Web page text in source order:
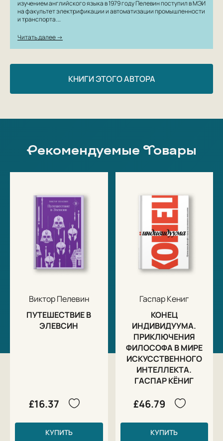
изучением английского языка в 1979 году Пелевин поступил в МЭИ
на факультет электрификации и автоматизации промышленности
и транспорта.…
Читать далее →
КНИГИ ЭТОГО АВТОРА
Рекомендуемые Товары
Виктор Пелевин
ПУТЕШЕСТВИЕ В
ЭЛЕВСИН
£16.37
КУПИТЬ
Гаспар Кениг
КОНЕЦ
ИНДИВИДУУМА.
ПРИКЛЮЧЕНИЯ
ФИЛОСОФА В МИРЕ
ИСКУССТВЕННОГО
ИНТЕЛЛЕКТА.
ГАСПАР КЁНИГ
£46.79
КУПИТЬ